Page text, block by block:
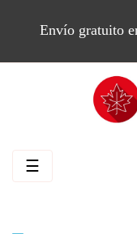
Envío gratuito
Navegación
☰